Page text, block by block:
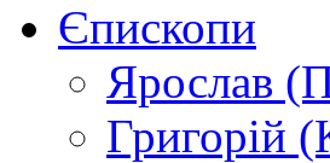
Єпископи
Ярослав
Григорій